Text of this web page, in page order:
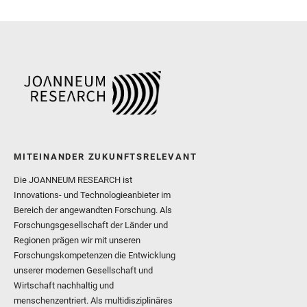
MITEINANDER ZUKUNFTSRELEVANT
Die JOANNEUM RESEARCH ist
Innovations- und Technologieanbieter im
Bereich der angewandten Forschung. Als
Forschungsgesellschaft der Länder und
Regionen prägen wir mit unseren
Forschungskompetenzen die Entwicklung
unserer modernen Gesellschaft und
Wirtschaft nachhaltig und
menschenzentriert. Als multidisziplinäres